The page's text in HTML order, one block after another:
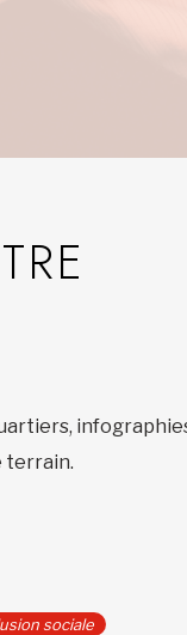
terrain.
sociale